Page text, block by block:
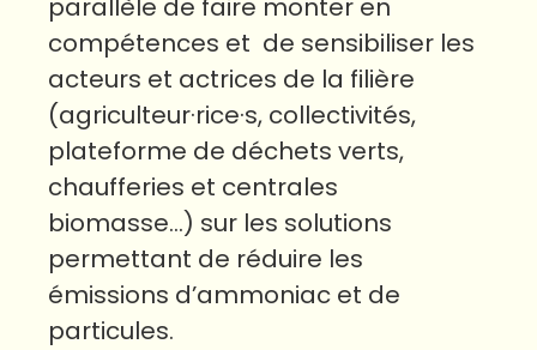
parallèle de faire monter en
compétences et de sensibiliser les
acteurs et actrices de la filière
(agriculteur·rice·s, collectivités,
plateforme de déchets verts,
chaufferies et centrales
biomasse…) sur les solutions
permettant de réduire les
émissions d’ammoniac et de
particules.